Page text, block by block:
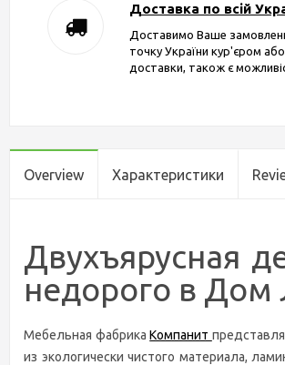
Доставка по всій
Доставимо Ваше
точку України кур'єром
доставки, також є
Overview Характеристики
Двухъярусная
недорого в Дом
Мебельная фабрикаКомпанит
из экологически чистого материала,